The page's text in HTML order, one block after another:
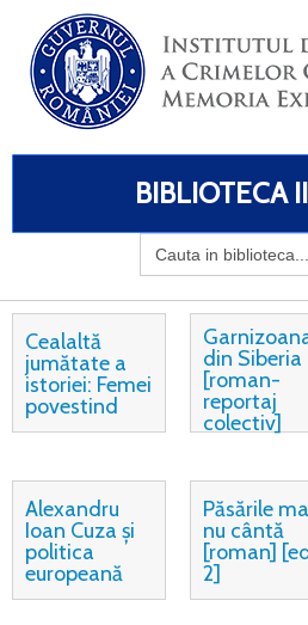
BIBLIOTECA
Search
for:
Cealaltă
jumătate a
istoriei: Femei
povestind
din Siberia
[roman-
reportaj
colectiv]
Alexandru
Ioan Cuza și
politica
europeană
Păsările
nu cântă
[roman]
2]